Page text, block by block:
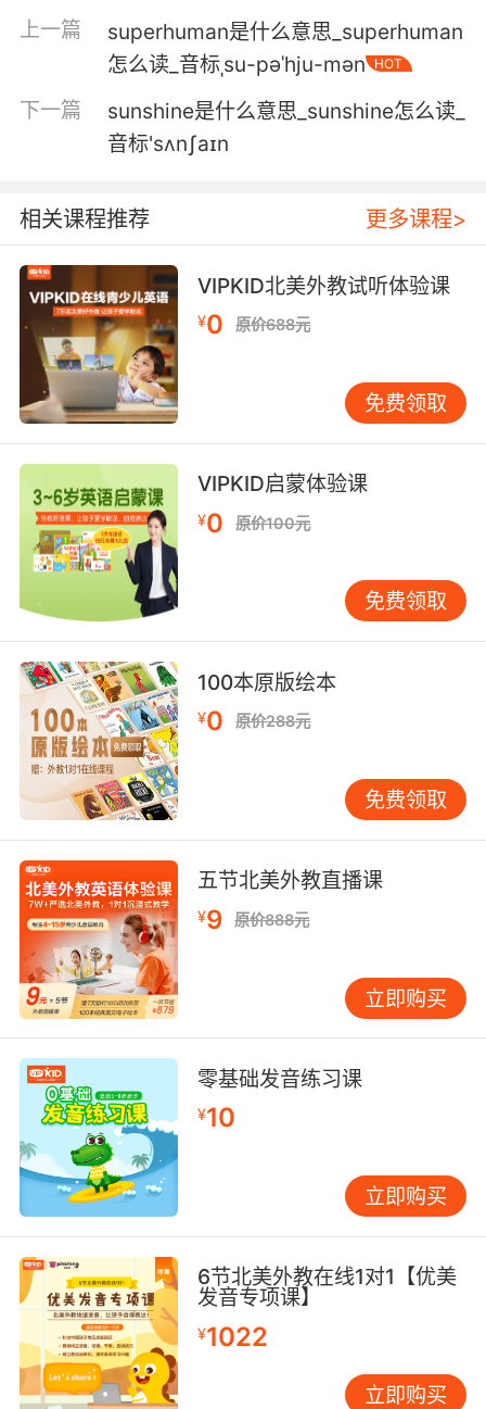
5. And they're bringing back a supercomputer
built for this.
6. Let's see it bigger. It's a tiny
我们放大看 这是一个微型超级计算机
7. no, I would've noticed an extra
supercomputer.
不 如果有额外的超级计算机我会注意到的
8. I mean, you built a supercomputer when
you were nine.
你九岁时 就自己搭建了一台超级计算机
9. There's a supercomputer fused to a
cerebral cortex.
里面有个超级电脑与脑皮层融合在一起
10. I mean, the brain is just a chemical
supercomputer.
大脑只是一部超级生化计算机
上一篇
superhuman是什么意思_superhuman
怎么读_音标ˌsu-pəˈhju-mən
HOT
下一篇
sunshine是什么意思_sunshine怎么读_
音标'sʌnʃaɪn
相关课程推荐 更多课程>
VIPKID北美外教试听体验课
¥0 原价688元
免费领取
VIPKID启蒙体验课
¥0 原价100元
免费领取
100本原版绘本
¥0 原价288元
免费领取
五节北美外教直播课
¥9 原价888元
立即购买
零基础发音练习课
¥10
立即购买
6节北美外教在线1对1【优美
发音专项课】
¥1022
立即购买